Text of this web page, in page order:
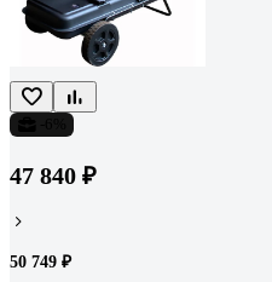
47 840 ₽
50 749 ₽